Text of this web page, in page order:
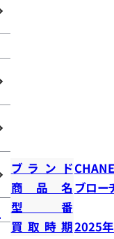
ブランド
商品名 ブロー
型番
買取時期2025